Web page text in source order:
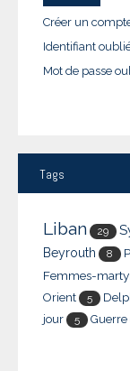
Créer un
Identifiant
Mot de passe
Tags
Liban 29
Beyrouth 8
Femmes-
Orient
5
jour
5 Guerre